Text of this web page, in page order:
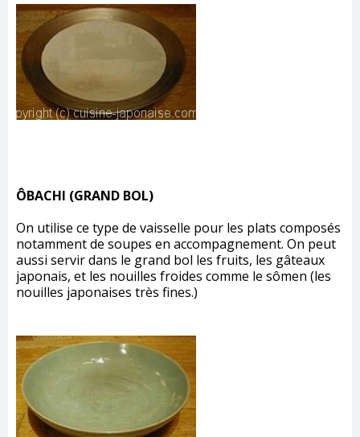
ÔBACHI (GRAND BOL)
On utilise ce type de vaisselle pour les plats composés
notamment de soupes en accompagnement. On peut
aussi servir dans le grand bol les fruits, les gâteaux
japonais, et les nouilles froides comme le sômen (les
nouilles japonaises très fines.)